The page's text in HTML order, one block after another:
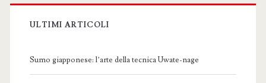
ULTIMI ARTICOLI
Sumo giapponese: l’arte della tecnica Uwate-nage